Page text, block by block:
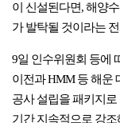
이 신설된다면, 해양
가 발탁될 것이라는
9일 인수위원회 등에
이전과 HMM 등 해운
공사 설립을 패키지
기간 지속적으로 강